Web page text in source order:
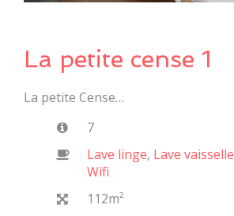
La petite cense 1
La petite Cense…
7
Lave linge, Lave vaisselle
Wifi
112m²